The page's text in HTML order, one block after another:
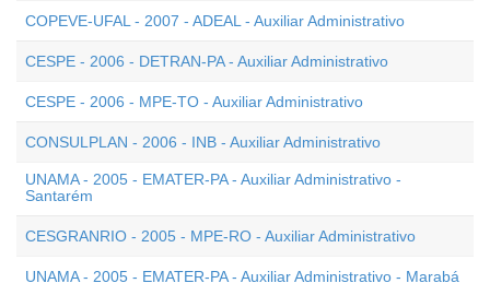
COPEVE-UFAL - 2007 - ADEAL - Auxiliar Administrativo
CESPE - 2006 - DETRAN-PA - Auxiliar Administrativo
CESPE - 2006 - MPE-TO - Auxiliar Administrativo
CONSULPLAN - 2006 - INB - Auxiliar Administrativo
UNAMA - 2005 - EMATER-PA - Auxiliar Administrativo -
Santarém
CESGRANRIO - 2005 - MPE-RO - Auxiliar Administrativo
UNAMA - 2005 - EMATER-PA - Auxiliar Administrativo - Marabá